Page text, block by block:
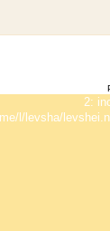
2:
l/levsha/